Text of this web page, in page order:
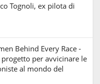
Tognoli, ex pilota di
Behind Every Race -
per avvicinare le
al mondo del